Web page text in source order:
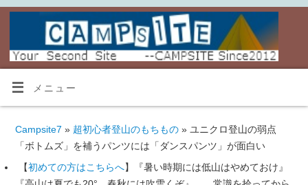
メニュー
Campsite7 » 超初心者登山のもちもの» ユニクロ登山の弱点
「ボトムズ」を補うパンツには「ダンスパンツ」が面白い
【初めての方はこちらへ】『暑い時期には低山はやめておけ』